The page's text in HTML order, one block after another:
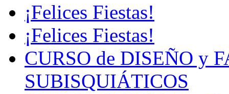
¡Felices Fiestas!
¡Felices Fiestas!
CURSO de DISEÑO y
SUBISQUIÁTICOS